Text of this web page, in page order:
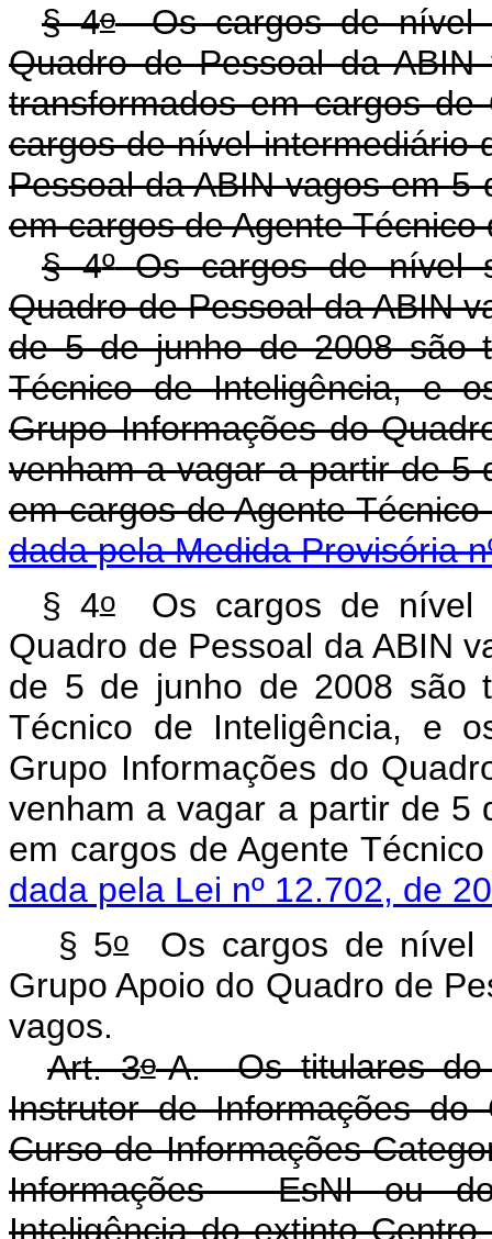
§ 4oOs cargos de nível
Quadro de Pessoal da
transformados em cargos
cargos de nível intermediário
Pessoal da ABIN vagos em
em cargos de Agente Técnico
§ 4ºOs cargos de nível
Quadro de Pessoal da ABIN
de 5 de junho de 2008 são
Técnico de Inteligência, e
Grupo Informações do
venham a vagar a partir de 5
em cargos de Agente
dada pela Medida Provisória
§ 4oOs cargos de nível
Quadro de Pessoal da ABIN
de 5 de junho de 2008 são
Técnico de Inteligência, e
Grupo Informações do
venham a vagar a partir de 5
em cargos de Agente
dada pela Lei nº 12.702, de
§ 5oOs cargos de nível
Grupo Apoio do Quadro de
vagos.
Art. 3o-A.Os titulares
Instrutor de Informações do
Curso de Informações
Informações - EsNI ou
Inteligência do extinto